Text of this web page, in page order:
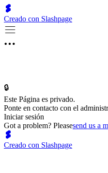
Creado con Slashpage
🔒
Este Página es privado.
Ponte en contacto con el
Iniciar sesión
Got a problem? Pleasesend us a
Creado con Slashpage